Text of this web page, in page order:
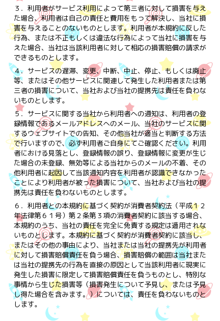
３． 利用者がサービス利用によって第三者に対して損害を与え
た場合、利用者は自己の責任と費用をもって解決し、当社に損
害を与えることのないものとします。利用者が本規約に反した
行為、または不正もしくは違法な行為によって当社に損害を与
えた場合、当社は当該利用者に対して相応の損害賠償の請求が
できるものとします。
４． サービスの遅滞、変更、中断、中止、停止、もしくは廃止
等、またはその他サービスに関連して発生した利用者または第
三者の損害について、当社および当社の提携先は責任を負わな
いものとします。
５． サービスに関する当社から利用者への通知は、利用者の登
録情報であるメールアドレスへのメール、当社のサービスに関
するウェブサイトでの告知、その他当社が適当と判断する方法
で行いますので、必ず利用者ご自身にてご確認ください。利用
者における見落とし、登録情報の誤り、登録情報に変更が生じ
た場合の未登録、無効等による当社からのメールの不着、その
他利用者に起因して当該通知内容を利用者が認識できなかった
ことにより利用者が被った損害について、当社および当社の提
携先は責任を負わないものとします。
６． 利用者との本規約に基づく契約が消費者契約法（平成１２
年法律第６１号）第２条第３項の消費者契約に該当する場合、
本規約のうち、当社の責任を完全に免責する規定は適用されな
いものとします。本規約に基づく契約が消費者契約に該当し、
またはその他の事由により、当社または当社の提携先が利用者
に対して損害賠償責任を負う場合、損害賠償の範囲は当社また
は当社の提携先の行為を直接の原因として当該利用者に現実に
発生した損害に限定して損害賠償責任を負うものとし、特別な
事情から生じた損害等（損害発生について予見し、または予見
し得た場合を含みます。）については、責任を負わないものと
します。